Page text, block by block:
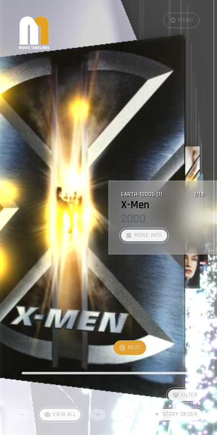
EARTH-10005 (1) 1/14
X-Men
2000
M OR E IN FO
M EN U
P
NEXT
V IEW ALL
FILTE R
STORY OR DE R